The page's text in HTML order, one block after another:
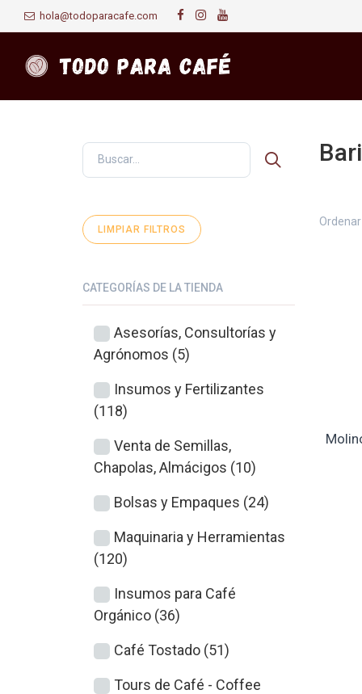
hola@todoparacafe.com
LIMPIAR FILTROS
CATEGORÍAS DE LA TIENDA
Asesorías, Consultorías y
Agrónomos (5)
Insumos y Fertilizantes
(118)
Venta de Semillas,
Chapolas, Almácigos (10)
Bolsas y Empaques (24)
Maquinaria y Herramientas
(120)
Insumos para Café
Orgánico (36)
Café Tostado (51)
Tours de Café - Coffee